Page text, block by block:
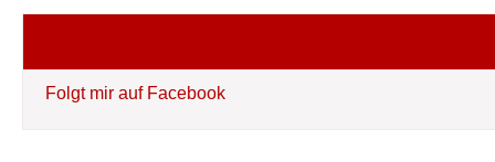
Folgt mir auf Facebook